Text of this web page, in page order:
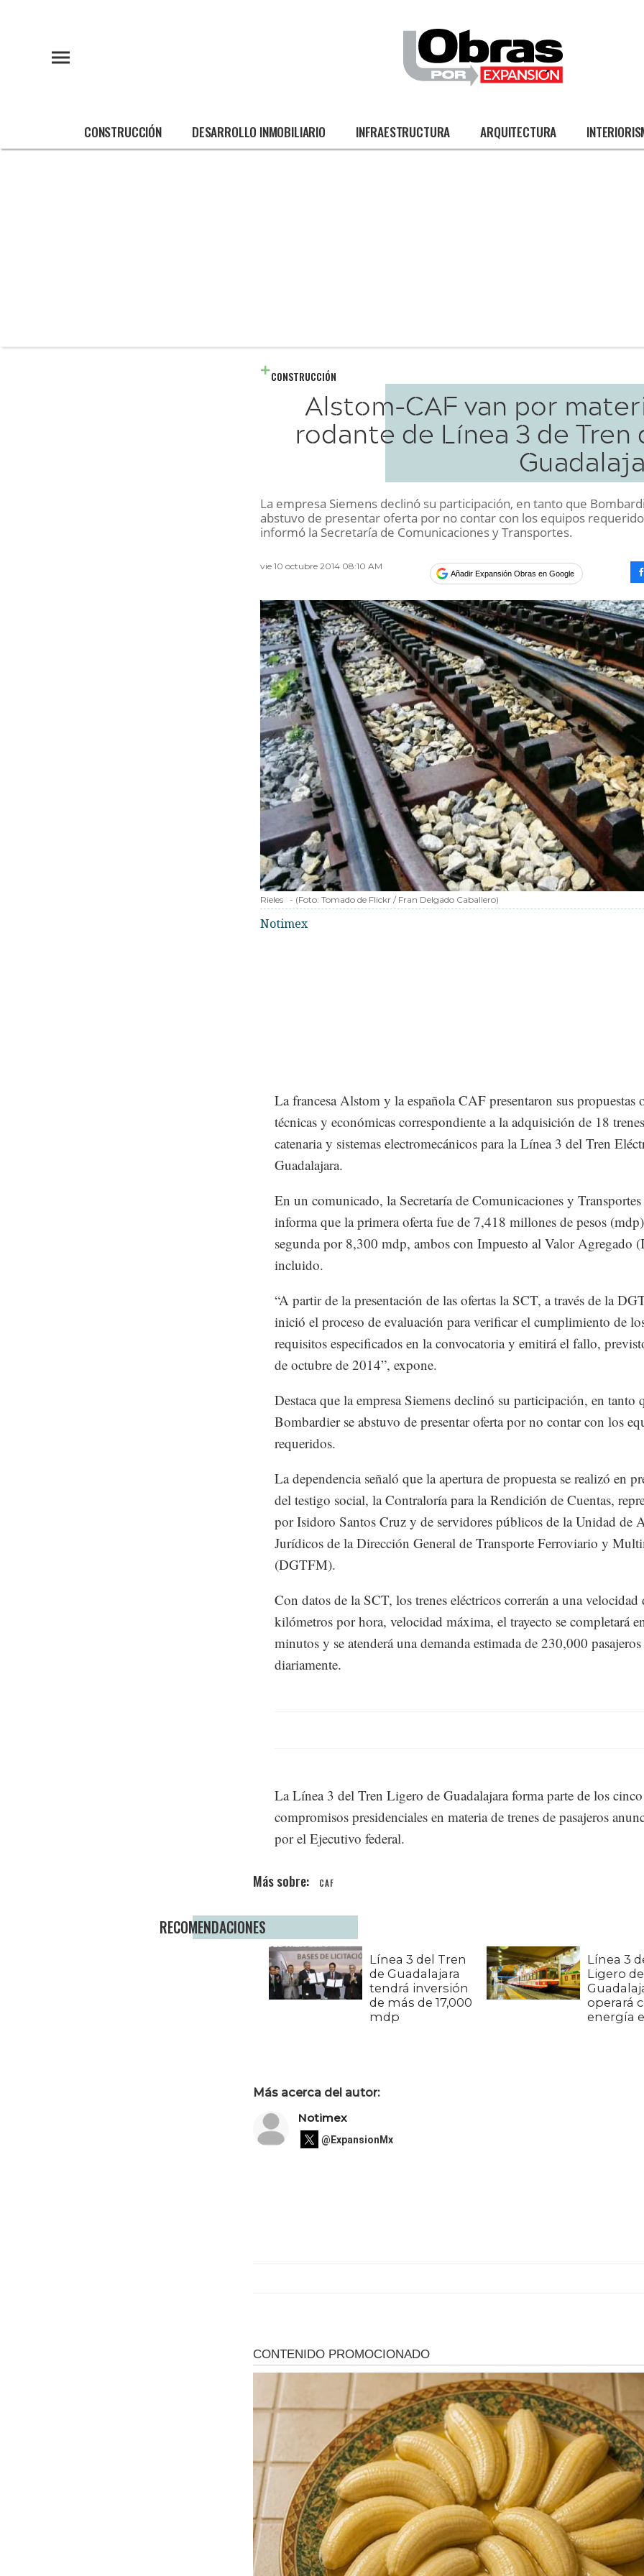
CONSTRUCCIÓN DESARROLLO INMOBILIARIO INFRAESTRUCTURA ARQUITECTURA
CONSTRUCCIÓN
Alstom-CAF van por
rodante de Línea 3 de Tren
La empresa Siemens declinó su participación, en tanto que
abstuvo de presentar oferta por no contar con los equipos
informó la Secretaría de Comunicaciones y Transportes.
vie 10 octubre 2014 08:10 AM
Añadir Expansión Obras en Google
Rieles - (Foto: Tomado de Flickr / Fran Delgado Caballero)
Notimex
La francesa Alstom y la española CAF presentaron sus propuestas
técnicas y económicas correspondiente a la adquisición de 18
catenaria y sistemas electromecánicos para la Línea 3 del Tren
Guadalajara.
En un comunicado, la Secretaría de Comunicaciones y
informa que la primera oferta fue de 7,418 millones de pesos
segunda por 8,300 mdp, ambos con Impuesto al Valor Agregado
incluido.
“A partir de la presentación de las ofertas la SCT, a través de la
inició el proceso de evaluación para verificar el cumplimiento de
requisitos especificados en la convocatoria y emitirá el fallo,
de octubre de 2014”, expone.
Destaca que la empresa Siemens declinó su participación, en tanto
Bombardier se abstuvo de presentar oferta por no contar con los
requeridos.
La dependencia señaló que la apertura de propuesta se realizó en
del testigo social, la Contraloría para la Rendición de Cuentas,
por Isidoro Santos Cruz y de servidores públicos de la Unidad de
Jurídicos de la Dirección General de Transporte Ferroviario y
(DGTFM).
Con datos de la SCT, los trenes eléctricos correrán a una velocidad
kilómetros por hora, velocidad máxima, el trayecto se completará
minutos y se atenderá una demanda estimada de 230,000 pasajeros
diariamente.
La Línea 3 del Tren Ligero de Guadalajara forma parte de los cinco
compromisos presidenciales en materia de trenes de pasajeros
por el Ejecutivo federal.
CAF
RECOMENDACIONES
Línea 3 del Tren
de Guadalajara
tendrá inversión
de más de 17,000
mdp
Línea 3
Ligero de
operará
energía
Más acerca del autor:
Notimex
@ExpansionMx